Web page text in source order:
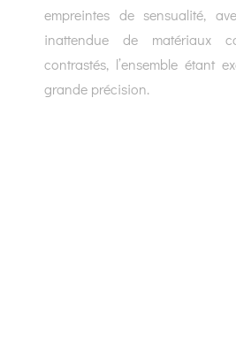
empreintes de sensualité,
inattendue de matériaux
contrastés, l’ensemble étant
grande précision.